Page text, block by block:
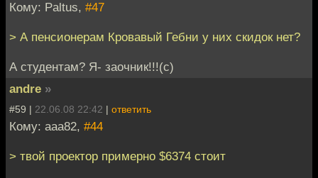
Кому: Paltus, #47
> А пенсионерам Кровавый Гебни у них скидок нет?
А студентам? Я- заочник!!!(с)
andre »
#59 | 22.06.08 22:42 | ответить
Кому: aaa82, #44
> твой проектор примерно $6374 стоит